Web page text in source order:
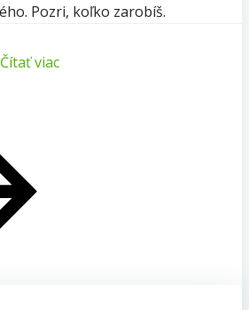
Pozri, koľko zarobíš.
Čítať viac